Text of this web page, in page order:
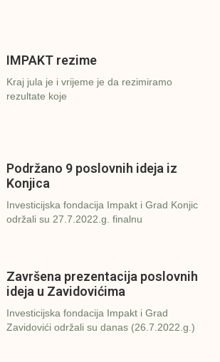
IMPAKT rezime
Kraj jula je i vrijeme je da rezimiramo
rezultate koje
Podržano 9 poslovnih ideja iz
Konjica
Investicijska fondacija Impakt i Grad Konjic
održali su 27.7.2022.g. finalnu
Završena prezentacija poslovnih
ideja u Zavidovićima
Investicijska fondacija Impakt i Grad
Zavidovići održali su danas (26.7.2022.g.)